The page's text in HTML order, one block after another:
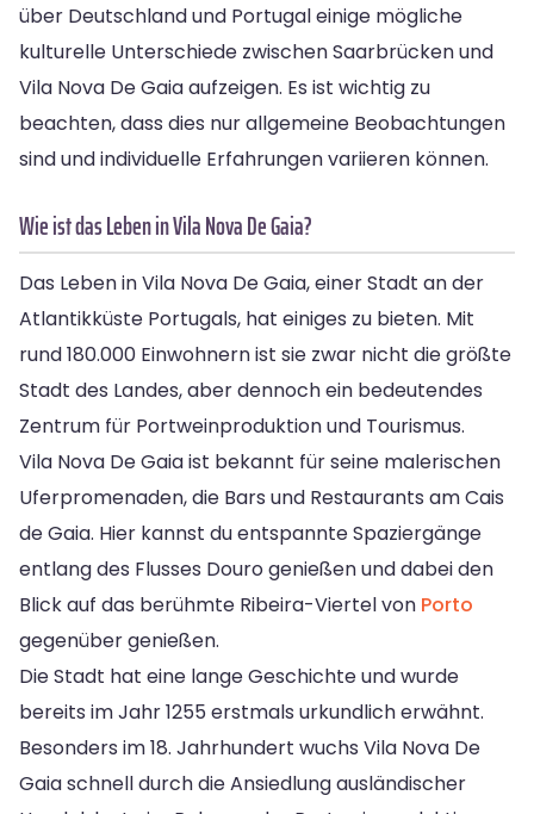
über Deutschland und Portugal einige mögliche
kulturelle Unterschiede zwischen Saarbrücken und
Vila Nova De Gaia aufzeigen. Es ist wichtig zu
beachten, dass dies nur allgemeine Beobachtungen
sind und individuelle Erfahrungen variieren können.
Wie ist das Leben in Vila Nova De Gaia?
Das Leben in Vila Nova De Gaia, einer Stadt an der
Atlantikküste Portugals, hat einiges zu bieten. Mit
rund 180.000 Einwohnern ist sie zwar nicht die größte
Stadt des Landes, aber dennoch ein bedeutendes
Zentrum für Portweinproduktion und Tourismus.
Vila Nova De Gaia ist bekannt für seine malerischen
Uferpromenaden, die Bars und Restaurants am Cais
de Gaia. Hier kannst du entspannte Spaziergänge
entlang des Flusses Douro genießen und dabei den
Blick auf das berühmte Ribeira-Viertel von Porto
gegenüber genießen.
Die Stadt hat eine lange Geschichte und wurde
bereits im Jahr 1255 erstmals urkundlich erwähnt.
Besonders im 18. Jahrhundert wuchs Vila Nova De
Gaia schnell durch die Ansiedlung ausländischer